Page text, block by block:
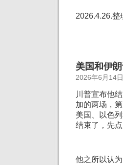
2026.4.26.整
美国和伊
2026年6月14
川普宣布他
加的两场，
美国、以色
结束了，先
他之所以认